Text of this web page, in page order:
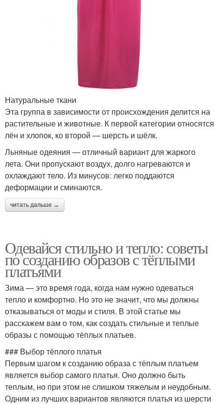
Натуральные ткани
Эта группа в зависимости от происхождения делится на
растительные и животные. К первой категории относятся
лён и хлопок, ко второй — шерсть и шёлк.
Льняные одеяния — отличный вариант для жаркого
лета. Они пропускают воздух, долго нагреваются и
охлаждают тело. Из минусов: легко поддаются
деформации и сминаются.
читать дальше →
Одевайся стильно и тепло: советы
по созданию образов с тёплыми
платьями
Зима — это время года, когда нам нужно одеваться
тепло и комфортно. Но это не значит, что мы должны
отказываться от моды и стиля. В этой статье мы
расскажем вам о том, как создать стильные и теплые
образы с помощью тёплых платьев.
### Выбор тёплого платья
Первым шагом к созданию образа с тёплым платьем
является выбор самого платья. Оно должно быть
теплым, но при этом не слишком тяжелым и неудобным.
Одним из лучших вариантов являются платья из шерсти